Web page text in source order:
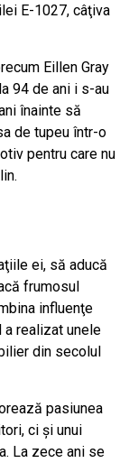
E-1027, câţiva
Eillen Gray
94 de ani i s-au
înainte să
de tupeu într-o
pentru care nu
ei, să aducă
frumosul
influenţe
a realizat unele
din secolul
pasiunea
ci şi unui
La zece ani se